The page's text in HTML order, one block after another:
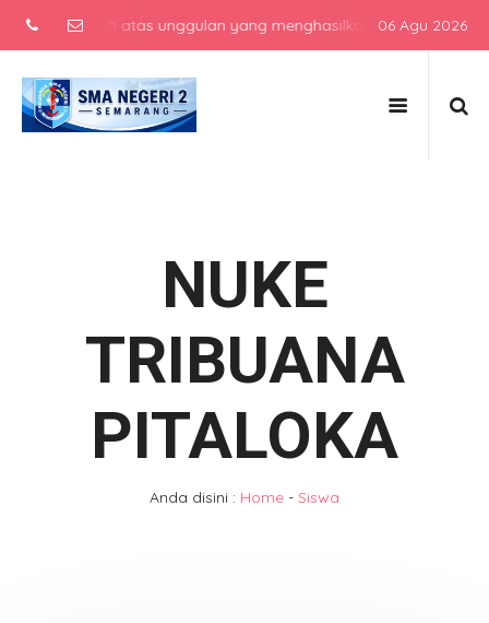
menengah atas unggulan yang menghasilkan lulusan06 Agu 2026
NUKE
TRIBUANA
PITALOKA
Anda disini : Home - Siswa